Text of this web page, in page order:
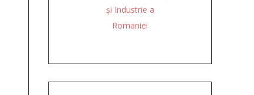
și Industrie a
Romaniei